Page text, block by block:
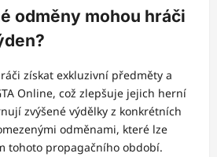
odměny mohou hráči
získat exkluzivní předměty a
Online, což zlepšuje jejich herní
zvýšené výdělky z konkrétních
odměnami, které lze
tohoto propagačního období.